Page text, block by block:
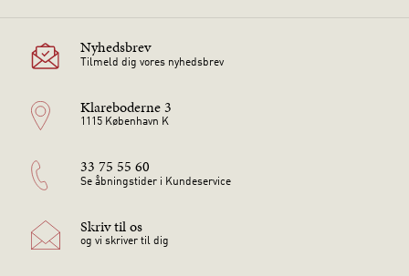
Nyhedsbrev
Tilmeld dig vores nyhedsbrev
Klareboderne 3
1115 København K
33 75 55 60
Se åbningstider i Kundeservice
Skriv til os
og vi skriver til dig